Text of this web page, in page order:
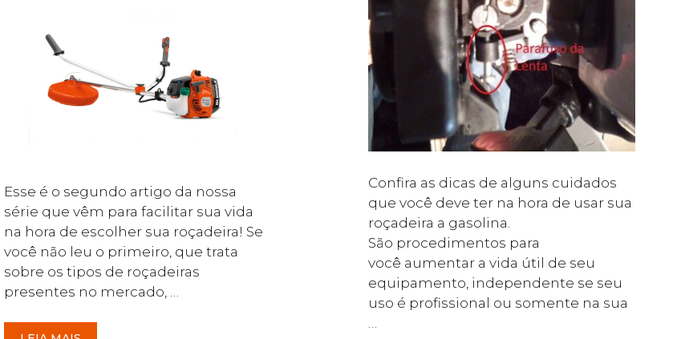
Confira as dicas de alguns cuidados
que você deve ter na hora de usar sua
roçadeira a gasolina.
São procedimentos para
você aumentar a vida útil de seu
equipamento, independente se seu
uso é profissional ou somente na sua
…
Esse é o segundo artigo da nossa
série que vêm para facilitar sua vida
na hora de escolher sua roçadeira! Se
você não leu o primeiro, que trata
sobre os tipos de roçadeiras
presentes no mercado, …